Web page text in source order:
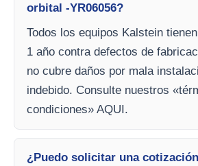
orbital -YR06056?
Todos los equipos Kalstein
1 año contra defectos de
no cubre daños por mala
indebido. Consulte nuestros
condiciones» AQUI.
¿Puedo solicitar una